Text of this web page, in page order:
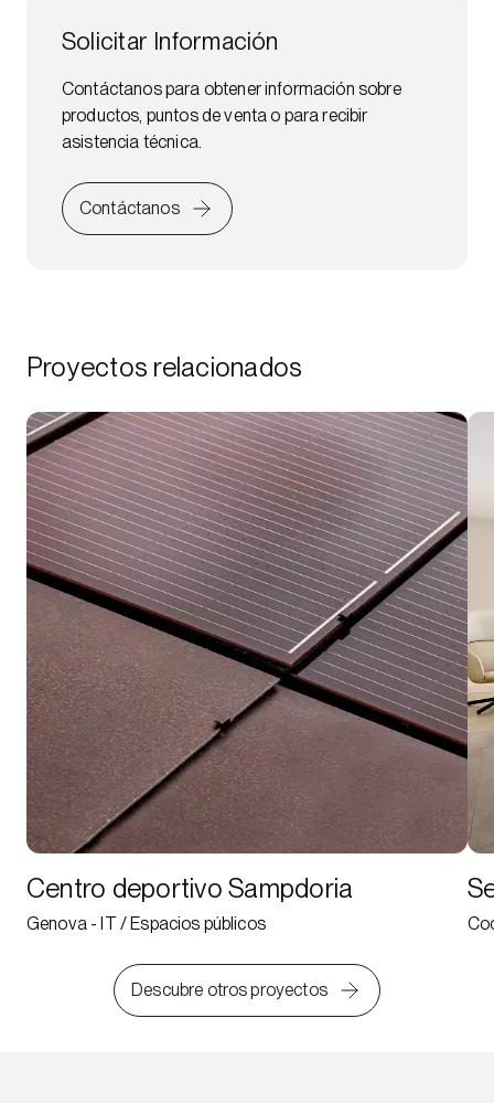
Solicitar Información
Contáctanos para obtener información sobre
productos, puntos de venta o para recibir
asistencia técnica.
Contáctanos
Proyectos relacionados
Centro deportivo Sampdoria
Genova - IT / Espacios públicos
Descubre otros proyectos